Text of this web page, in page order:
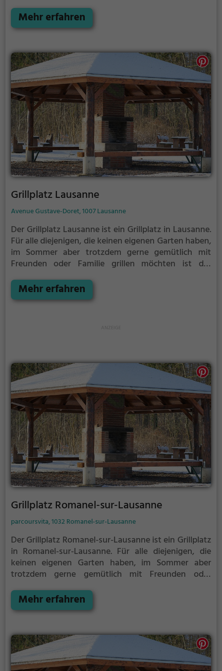
mit Holzkohle.
Mehr erfahren
Grillplatz Lausanne
Avenue Gustave-Doret, 1007 Lausanne
Der Grillplatz Lausanne ist ein Grillplatz in Lausanne.
Für alle diejenigen, die keinen eigenen Garten haben,
im Sommer aber trotzdem gerne gemütlich mit
Freunden oder Familie grillen möchten ist der
Holzkohle.
Mehr erfahren
Grillplatz Romanel-sur-Lausanne
parcoursvita, 1032 Romanel-sur-Lausanne
Der Grillplatz Romanel-sur-Lausanne ist ein Grillplatz
in Romanel-sur-Lausanne. Für alle diejenigen, die
keinen eigenen Garten haben, im Sommer aber
trotzdem gerne gemütlich mit Freunden oder
sur-Lausanne die Lösung.
Mehr erfahren